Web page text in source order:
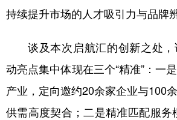
持续提升市场的人才吸引力与品牌
谈及本次启航汇的创新之处
动亮点集中体现在三个“精准”：一
产业，定向邀约20余家企业与100
供需高度契合；二是精准匹配服务